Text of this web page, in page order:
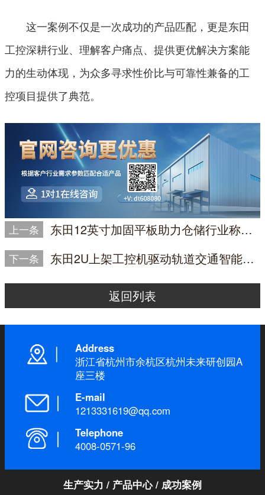
这一案例不仅是一次成功的产品匹配，更是东田
工控深耕行业、理解客户痛点、提供更优解决方案能
力的生动体现，为众多寻求性价比与可靠性兼备的工
控项目提供了典范。
上一条 东田12英寸加固平板助力仓储行业称重系统与叉车电脑稳定运行
下一条 东田2U上架工控机驱动轨道交通智能化升级——车载系统部署20余台国产兆芯主机
返回列表
Address
浙江省杭州市余杭区杭州未来研创园A
座三楼
E-mail
1213331619@qq.com
Telephone
4008-0571-96
生产实力 / 产品中心/ 成功案例